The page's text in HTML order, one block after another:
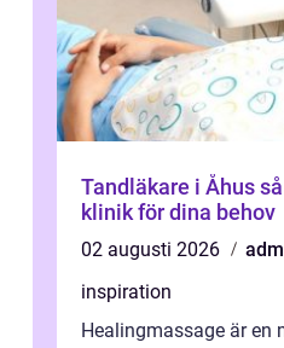
Tandläkare i Åhus så hittar du rätt
klinik för dina behov
02 augusti 2026
inspiration
Healingmassage är en